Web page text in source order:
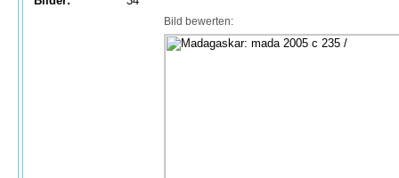
Bild bewerten: